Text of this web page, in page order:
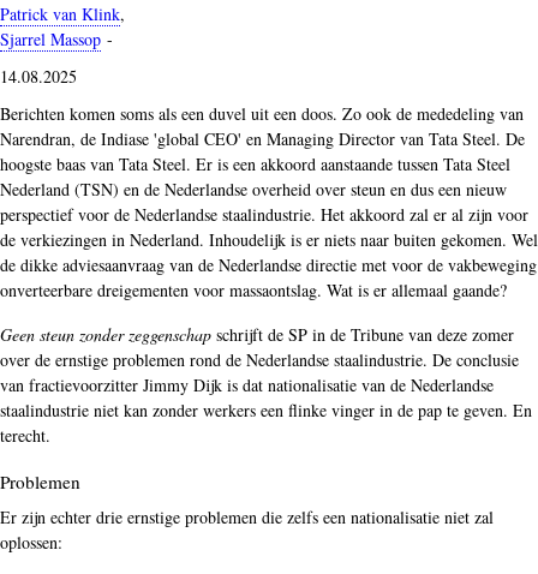
Patrick van Klink,
Sjarrel Massop -
14.08.2025
Berichten komen soms als een duvel uit een doos. Zo ook de mededeling van
Narendran, de Indiase 'global CEO' en Managing Director van Tata Steel. De
hoogste baas van Tata Steel. Er is een akkoord aanstaande tussen Tata Steel
Nederland (TSN) en de Nederlandse overheid over steun en dus een nieuw
perspectief voor de Nederlandse staalindustrie. Het akkoord zal er al zijn voor
de verkiezingen in Nederland. Inhoudelijk is er niets naar buiten gekomen. Wel
de dikke adviesaanvraag van de Nederlandse directie met voor de vakbeweging
onverteerbare dreigementen voor massaontslag. Wat is er allemaal gaande?
Geen steun zonder zeggenschap schrijft de SP in de Tribune van deze zomer
over de ernstige problemen rond de Nederlandse staalindustrie. De conclusie
van fractievoorzitter Jimmy Dijk is dat nationalisatie van de Nederlandse
staalindustrie niet kan zonder werkers een flinke vinger in de pap te geven. En
terecht.
Problemen
Er zijn echter drie ernstige problemen die zelfs een nationalisatie niet zal
oplossen: